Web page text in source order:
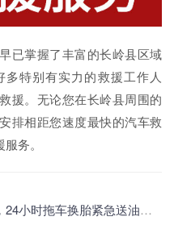
已掌握了丰富的长岭县区域
特别有实力的救援工作人
援。无论您在长岭县周围的
排相距您速度最快的汽车救
务。
拖车换胎紧急送油救援服务价格